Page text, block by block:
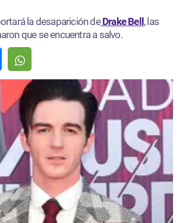
la desaparición de Drake Bell , las
que se encuentra a salvo.